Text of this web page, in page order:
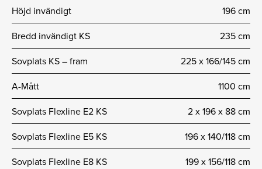
Höjd invändigt
196 cm
Bredd invändigt KS
235 cm
Sovplats KS – fram
225 x 166/145 cm
A-Mått
1100 cm
Sovplats Flexline E2 KS
2 x 196 x 88 cm
Sovplats Flexline E5 KS
196 x 140/118 cm
Sovplats Flexline E8 KS
199 x 156/118 cm